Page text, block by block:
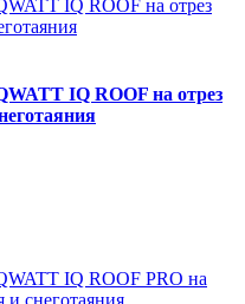
IQ ROOF на отрез